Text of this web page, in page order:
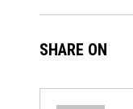
SHARE ON